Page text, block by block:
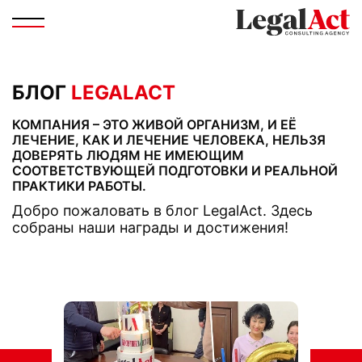
БЛОГ LEGALACT
КОМПАНИЯ – ЭТО ЖИВОЙ ОРГАНИЗМ, И ЕЁ
ЛЕЧЕНИЕ, КАК И ЛЕЧЕНИЕ ЧЕЛОВЕКА, НЕЛЬЗЯ
ДОВЕРЯТЬ ЛЮДЯМ НЕ ИМЕЮЩИМ
СООТВЕТСТВУЮЩЕЙ ПОДГОТОВКИ И РЕАЛЬНОЙ
ПРАКТИКИ РАБОТЫ.
Добро пожаловать в блог LegalAct. Здесь
собраны наши награды и достижения!